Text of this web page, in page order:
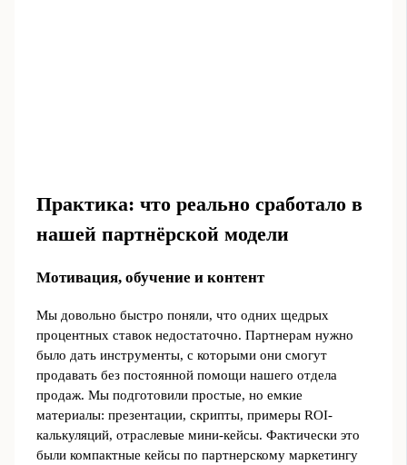
Практика: что реально сработало в
нашей партнёрской модели
Мотивация, обучение и контент
Мы довольно быстро поняли, что одних щедрых
процентных ставок недостаточно. Партнерам нужно
было дать инструменты, с которыми они смогут
продавать без постоянной помощи нашего отдела
продаж. Мы подготовили простые, но емкие
материалы: презентации, скрипты, примеры ROI-
калькуляций, отраслевые мини-кейсы. Фактически это
были компактные кейсы по партнерскому маркетингу